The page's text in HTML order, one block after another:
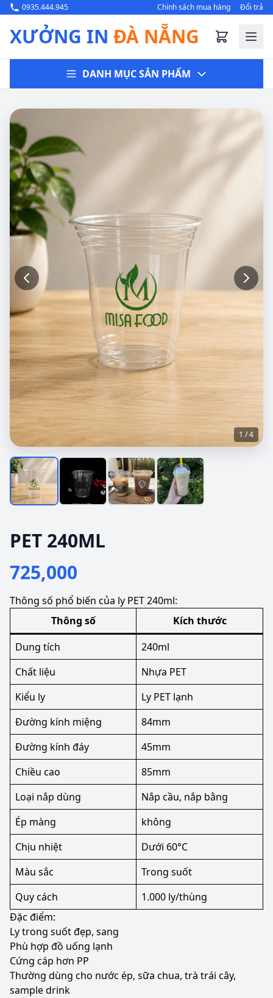
0935.444.945 Chính sách mua hàng Đổi trả
XƯỞNG IN ĐÀ NẴNG
DANH MỤC SẢN PHẨM
1 / 4
PET 240ML
725,000
Thông số phổ biến của ly PET 240ml:
Thông số
Kích thước
Dung tích
240ml
Chất liệu
Nhựa PET
Kiểu ly
Ly PET lạnh
Đường kính miệng
84mm
Đường kính đáy
45mm
Chiều cao
85mm
Loại nắp dùng
Nắp cầu, nắp bằng
Ép màng
không
Chịu nhiệt
Dưới 60°C
Màu sắc
Trong suốt
Quy cách
1.000 ly/thùng
Đặc điểm:
Ly trong suốt đẹp, sang
Phù hợp đồ uống lạnh
Cứng cáp hơn PP
Thường dùng cho nước ép, sữa chua, trà trái cây,
sample drink